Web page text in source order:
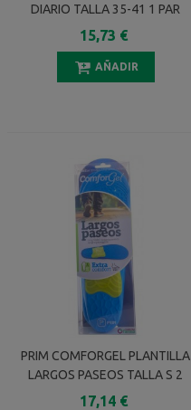
DIARIO TALLA 35-41 1 PAR
15,73 €
AÑADIR
PRIM COMFORGEL PLANTILLA
LARGOS PASEOS TALLA S 2
UNIDADES
17,14 €